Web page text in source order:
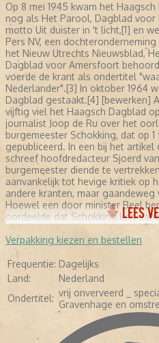
Op 8 mei 1945 kwam het
nog als Het Parool, Dagblad voor
motto Uit duister in 't licht,[1] en
Pers NV, een
het Nieuw Utrechts Nieuwsblad,
Dagblad voor Amersfoort
voerde de krant als ondertitel
Nederlander".[3] In oktober 1964
Dagblad gestaakt.[4] [bewerken]
vijftig viel het Haagsch Dagblad
journalist Joop de Ru over het
burgemeester Schokking, dat op 1
gepubliceerd. In een bij het
schreef hoofdredacteur Sjoerd
burgemeester diende te
aanvankelijk tot hevige kritiek op
andere kranten, maar
Hoewel een door minister Beel
oordeelde dat Schokking kon
een Kamerdebat werd
burgemeester. Henk Hofland zou
(1972) omschrijven als "de eerste
de aard van het gezag in
al snel niet meer ging om de
om het breken van "de
hiërarchie".[6] Bronnen, noten en/
Plasse Kroniek van de
pagina 59 2. ↑ Elisabeth van
een Nederlands
LEES
Verpakking kiezen en bestellen
Frequentie: Dagelijks
Land:
Nederland
Ondertitel: vrij onverveerd _
Gravenhage en